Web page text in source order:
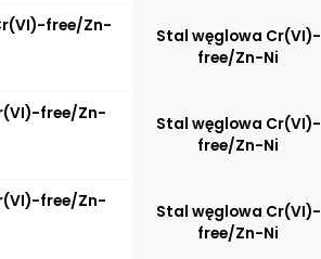
free/Zn-
Stal węglowa Cr(VI)-
free/Zn-Ni
free/Zn-
Stal węglowa Cr(VI)-
free/Zn-Ni
free/Zn-
Stal węglowa Cr(VI)-
free/Zn-Ni